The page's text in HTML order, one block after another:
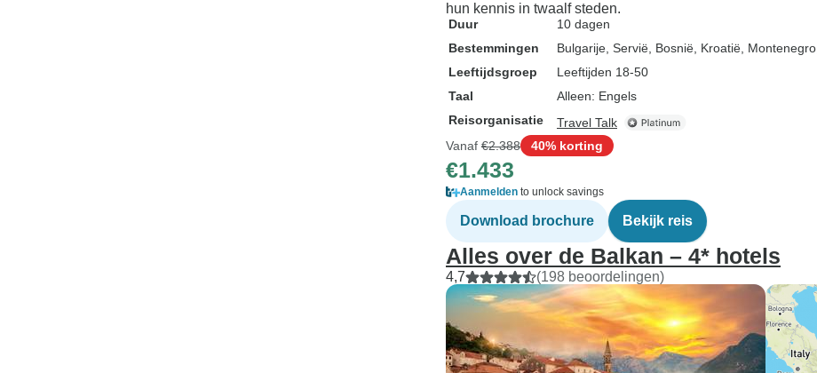
hun kennis in twaalf steden.
Duur
10 dagen
Bestemmingen
Bulgarije , Servië , Bosnië , Kroatië , Montenegro
Leeftijdsgroep
Leeftijden 18-50
Taal
Alleen: Engels
Reisorganisatie
Travel Talk
Vanaf €2.388 40% korting
€1.433
Aanmelden to unlock savings
Download brochure Bekijk reis
Alles over de Balkan – 4* hotels
4,7 (198 beoordelingen)